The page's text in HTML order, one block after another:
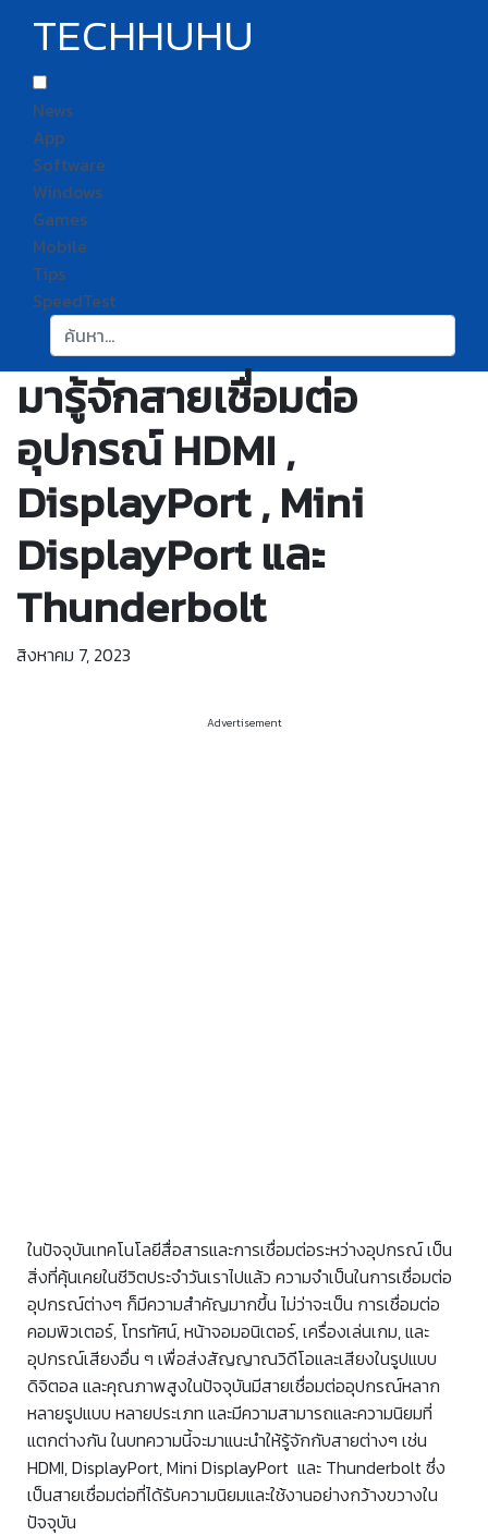
TECHHUHU
News
App
Software
Windows
Games
Mobile
Tips
SpeedTest
ค้นหา:
มารู้จักสายเชื่อมต่อ
อุปกรณ์ HDMI ,
DisplayPort , Mini
DisplayPort และ
Thunderbolt
สิงหาคม 7, 2023
Advertisement
ในปัจจุบันเทคโนโลยีสื่อสารและการเชื่อมต่อระหว่างอุปกรณ์ เป็น
สิ่งที่คุ้นเคยในชีวิตประจำวันเราไปแล้ว ความจำเป็นในการเชื่อมต่อ
อุปกรณ์ต่างๆ ก็มีความสำคัญมากขึ้น ไม่ว่าจะเป็น การเชื่อมต่อ
คอมพิวเตอร์, โทรทัศน์, หน้าจอมอนิเตอร์, เครื่องเล่นเกม, และ
อุปกรณ์เสียงอื่น ๆ เพื่อส่งสัญญาณวิดีโอและเสียงในรูปแบบ
ดิจิตอล และคุณภาพสูงในปัจจุบันมีสายเชื่อมต่ออุปกรณ์หลาก
หลายรูปแบบ หลายประเภท และมีความสามารถและความนิยมที่
แตกต่างกัน ในบทความนี้จะมาแนะนำให้รู้จักกับสายต่างๆ เช่น
HDMI, DisplayPort, Mini DisplayPort และ Thunderbolt ซึ่ง
เป็นสายเชื่อมต่อที่ได้รับความนิยมและใช้งานอย่างกว้างขวางใน
ปัจจุบัน